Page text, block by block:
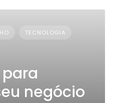
TECNOLOGIA
para
negócio